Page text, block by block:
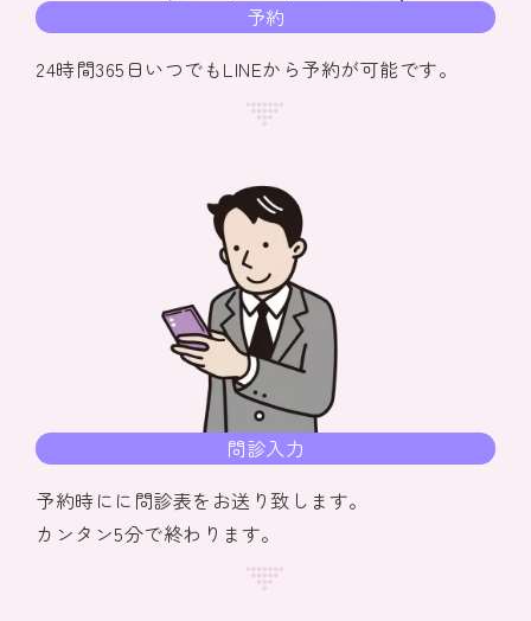
予約
24時間365日いつでもLINEから予約が可能です。
問診入力
予約時にに問診表をお送り致します。
カンタン5分で終わります。